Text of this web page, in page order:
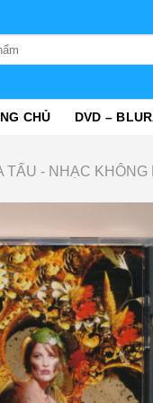
CHỦ DVD –
TẤU - NHẠC KHÔNG